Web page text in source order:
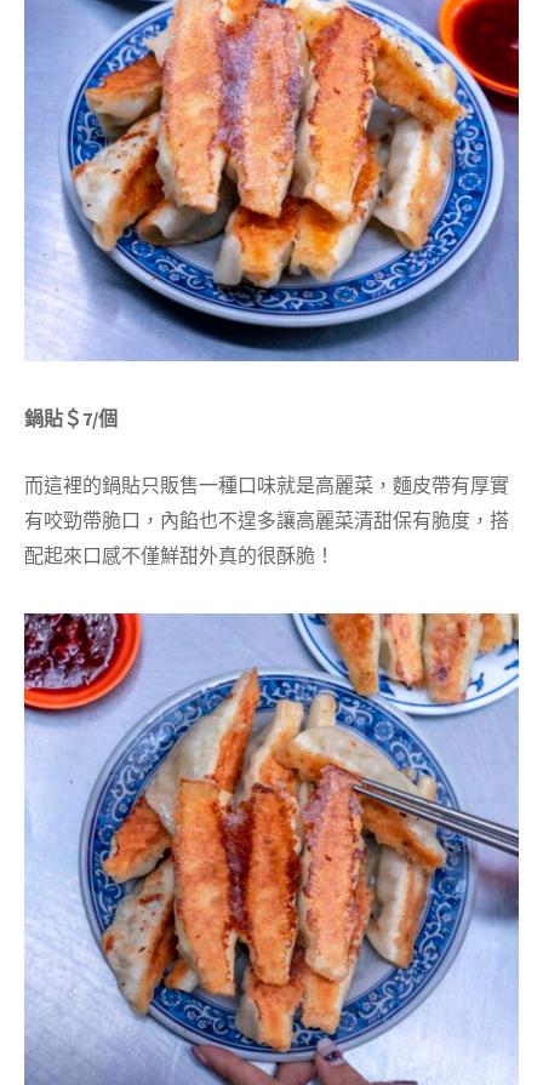
鍋貼＄7/個
而這裡的鍋貼只販售一種口味就是高麗菜，麵皮帶有厚實
有咬勁帶脆口，內餡也不遑多讓高麗菜清甜保有脆度，搭
配起來口感不僅鮮甜外真的很酥脆！